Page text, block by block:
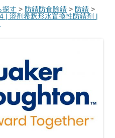
ス
キ
ッ
探す > 防錆防食除錆 > 防錆 >
| 溶剤希釈形水置換性防錆剤 |